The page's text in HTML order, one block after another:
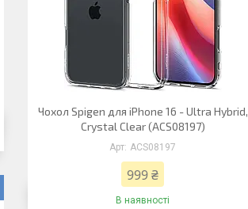
Чохол Spigen для iPhone 16 - Ultra Hybrid,
Crystal Clear (ACS08197)
ACS08197
999 ₴
В наявності